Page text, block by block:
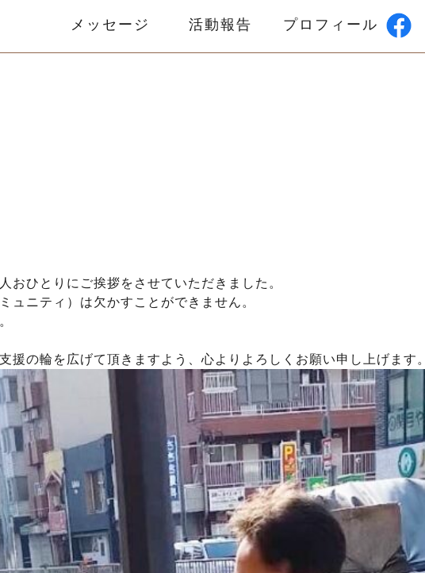
メッセージ 活動報告 プロフィール
おひとりにご挨拶をさせていただきました。
ュニティ）は欠かすことができません。
援の輪を広げて頂きますよう、心よりよろしくお願い申し上げます。